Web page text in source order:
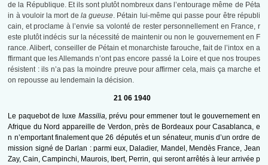
de la République. Et ils sont plutôt nombreux dans l’entourage même de Péta
in à vouloir la mort de la gueuse. Pétain lui-même qui passe pour être républi
cain, et proclame à l’envie sa volonté de rester personnellement en France, r
este plutôt indécis sur la nécessité de maintenir ou non le gouvernement en F
rance. Alibert, conseiller de Pétain et monarchiste farouche, fait de l’intox en a
ffirmant que les Allemands n’ont pas encore passé la Loire et que nos troupes
résistent : ils n’a pas la moindre preuve pour affirmer cela, mais ça marche et
on repousse au lendemain la décision.
21 06 1940
Le paquebot de luxe Massilia,prévu pour emmener tout le gouvernement en
Afrique du Nord appareille de Verdon, près de Bordeaux pour Casablanca, e
n n’emportant finalement que 26 députés et un sénateur, munis d’un ordre de
mission signé de Darlan : parmi eux, Daladier, Mandel, Mendès France, Jean
Zay, Cain, Campinchi, Maurois, Ibert, Perrin, qui seront arrêtés à leur arrivée p